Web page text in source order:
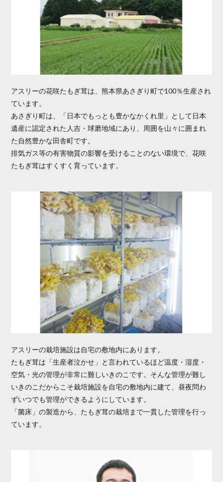
アスリーの花咲たもぎ茸は、熊本県あさぎり町で100％生産され
ています。
あさぎり町は、「日本でもっとも豊かなかくれ里」として日本
遺産に認定された人吉・球磨地域にあり、周囲を山々に囲まれ
た自然豊かな田舎町です。
排気ガス等の有害物質の影響を受けることのない環境で、花咲
たもぎ茸はすくすく育っています。
アスリーの栽培施設は自宅の敷地内にあります。
たもぎ茸は「生産者泣かせ」と言われているほど温度・湿度・
空気・光の管理が非常に難しいきのこです。そんな管理が難し
いきのこだからこそ栽培施設を自宅の敷地内に建て、昼夜問わ
ずいつでも管理ができるようにしています。
「菌床」の製造から、たもぎ茸の栽培まで一貫した管理を行っ
ています。